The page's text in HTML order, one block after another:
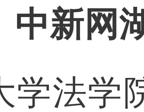
中新网
学法学